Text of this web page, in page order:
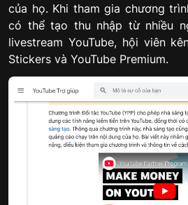
của họ. Khi tham gia chương
có thể tạo thu nhập từ nhiều
livestream YouTube, hội viên
Stickers và YouTube Premium.